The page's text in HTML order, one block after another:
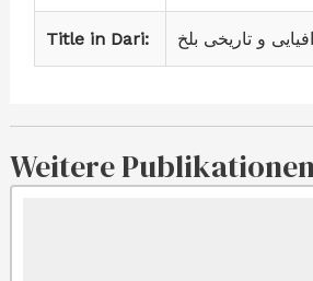
Title in Dari: و تاریخی بلخ
Weitere